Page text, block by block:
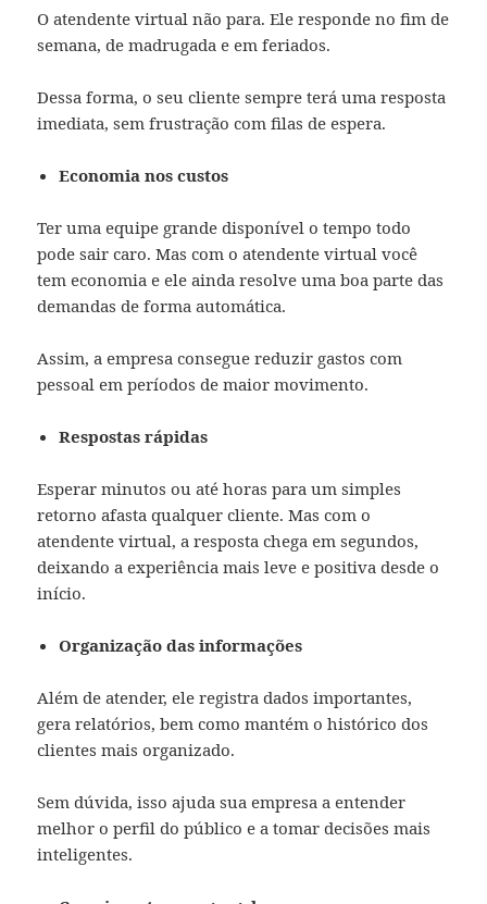
O atendente virtual não para. Ele responde no fim de
semana, de madrugada e em feriados.
Dessa forma, o seu cliente sempre terá uma resposta
imediata, sem frustração com filas de espera.
Economia nos custos
Ter uma equipe grande disponível o tempo todo
pode sair caro. Mas com o atendente virtual você
tem economia e ele ainda resolve uma boa parte das
demandas de forma automática.
Assim, a empresa consegue reduzir gastos com
pessoal em períodos de maior movimento.
Respostas rápidas
Esperar minutos ou até horas para um simples
retorno afasta qualquer cliente. Mas com o
atendente virtual, a resposta chega em segundos,
deixando a experiência mais leve e positiva desde o
início.
Organização das informações
Além de atender, ele registra dados importantes,
gera relatórios, bem como mantém o histórico dos
clientes mais organizado.
Sem dúvida, isso ajuda sua empresa a entender
melhor o perfil do público e a tomar decisões mais
inteligentes.